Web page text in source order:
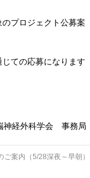
プロジェクト公募案
ての応募になります
神経外科学会 事務局
ご案内（5/28深夜～早朝）